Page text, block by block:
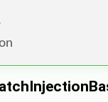
Foundation